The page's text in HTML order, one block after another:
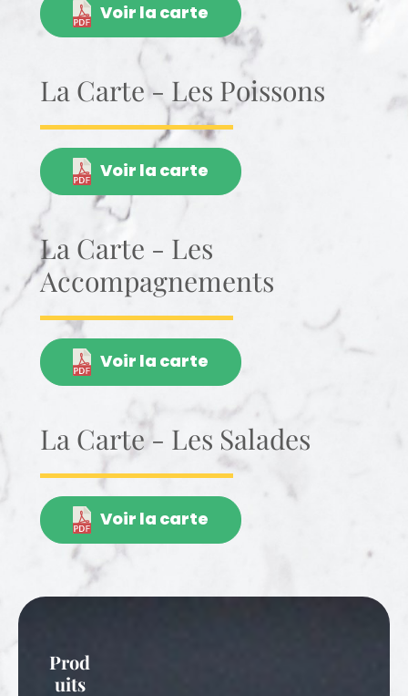
Voir la carte
La Carte - Les Poissons
Voir la carte
La Carte - Les
Accompagnements
Voir la carte
La Carte - Les Salades
Voir la carte
Prod
uits